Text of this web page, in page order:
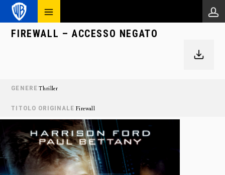
FIREWALL – ACCESSO NEGATO
GENERE Thriller
TITOLO ORIGINALE Firewall